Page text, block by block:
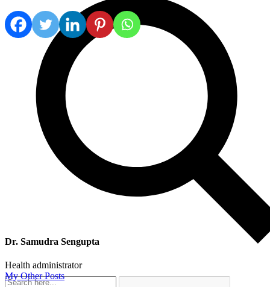
Dr. Samudra Sengupta
Health administrator
My Other Posts